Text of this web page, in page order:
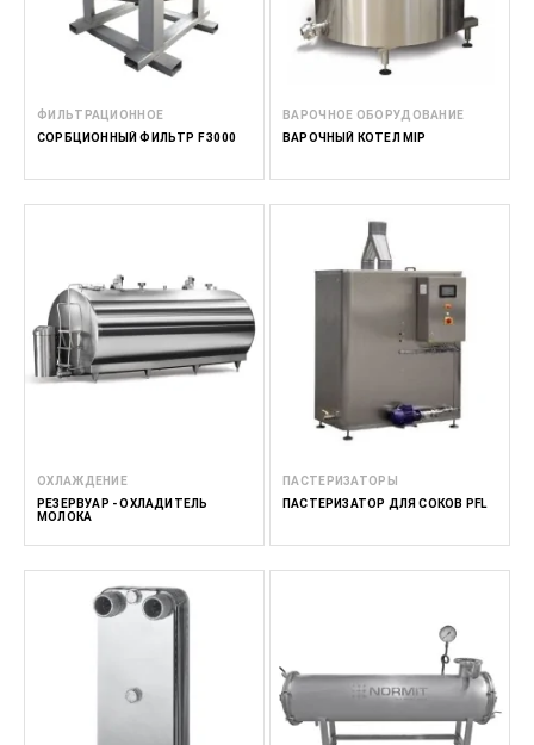
ФИЛЬТРАЦИОННОЕ
СОРБЦИОННЫЙ ФИЛЬТР F 3000
ВАРОЧНОЕ ОБОРУДОВАНИЕ
ВАРОЧНЫЙ КОТЕЛ MIP
ОХЛАЖДЕНИЕ
РЕЗЕРВУАР - ОХЛАДИТЕЛЬ
МОЛОКА
ПАСТЕРИЗАТОРЫ
ПАСТЕРИЗАТОР ДЛЯ СОКОВ PFL